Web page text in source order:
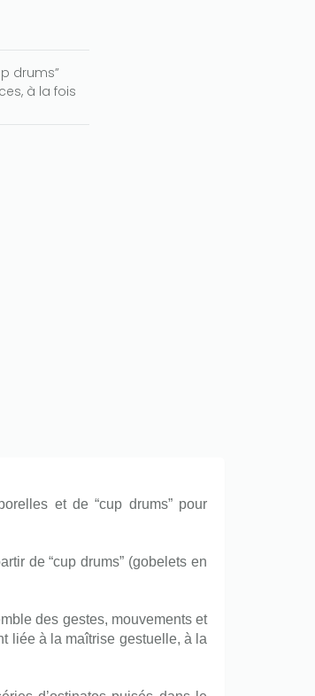
drums”
à la fois
et de “cup drums” pour
de “cup drums” (gobelets en
des gestes, mouvements et
liée à la maîtrise gestuelle, à la